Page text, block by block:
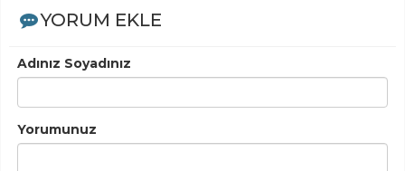
YORUM EKLE
Adınız Soyadınız
Yorumunuz